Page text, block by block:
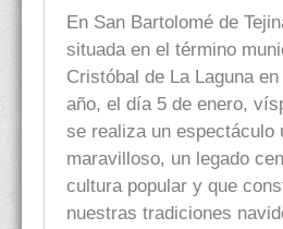
En San Bartolomé de
situada en el término
Cristóbal de La Laguna
año, el día 5 de enero,
se realiza un espectáculo
maravilloso, un legado
cultura popular y que
nuestras tradiciones